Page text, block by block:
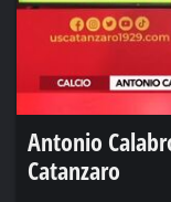
Antonio
Catanzaro